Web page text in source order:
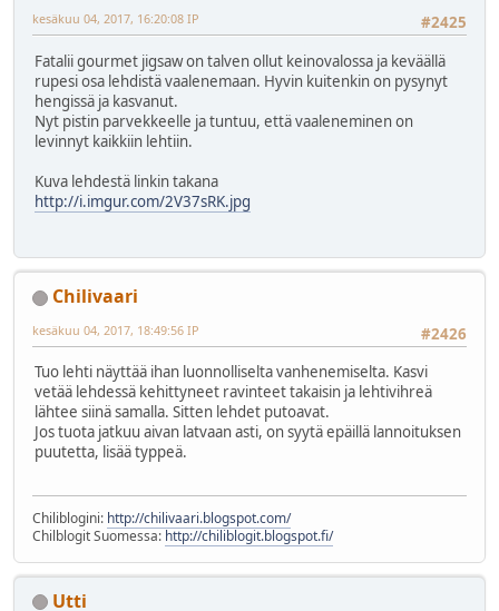
#2425
kesäkuu 04, 2017, 16:20:08 IP
Fatalii gourmet jigsaw on talven ollut keinovalossa ja keväällä
rupesi osa lehdistä vaalenemaan. Hyvin kuitenkin on pysynyt
hengissä ja kasvanut.
Nyt pistin parvekkeelle ja tuntuu, että vaaleneminen on
levinnyt kaikkiin lehtiin.
Kuva lehdestä linkin takana
http://i.imgur.com/2V37sRK.jpg
Chilivaari
#2426
kesäkuu 04, 2017, 18:49:56 IP
Tuo lehti näyttää ihan luonnolliselta vanhenemiselta. Kasvi
vetää lehdessä kehittyneet ravinteet takaisin ja lehtivihreä
lähtee siinä samalla. Sitten lehdet putoavat.
Jos tuota jatkuu aivan latvaan asti, on syytä epäillä lannoituksen
puutetta, lisää typpeä.
Chiliblogini: http://chilivaari.blogspot.com/
Chilblogit Suomessa: http://chiliblogit.blogspot.fi/
Utti